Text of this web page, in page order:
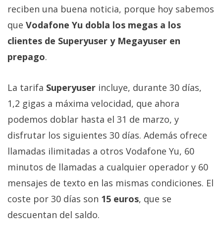
Contacto
/
Sobre
/
/
Cambiar
opciones
de
privacidad
/
Aviso
Legal
El medio de
comunicación
digital donde
reciben una buena noticia, porque hoy sabemos
que Vodafone Yu dobla los megas a los
clientes de Superyuser y Megayuser en
prepago.
La tarifa Superyuser incluye, durante 30 días,
1,2 gigas a máxima velocidad, que ahora
podemos doblar hasta el 31 de marzo, y
disfrutar los siguientes 30 días. Además ofrece
llamadas ilimitadas a otros Vodafone Yu, 60
minutos de llamadas a cualquier operador y 60
mensajes de texto en las mismas condiciones. El
coste por 30 días son 15 euros, que se
descuentan del saldo.